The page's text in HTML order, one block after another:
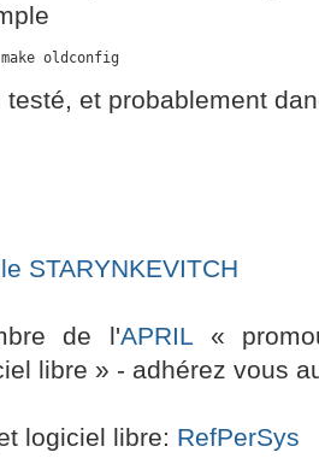
oldconfig
testé, et probablement
STARYNKEVITCH
de l'APRIL «
libre » - adhérez vous
logiciel libre: RefPerSys